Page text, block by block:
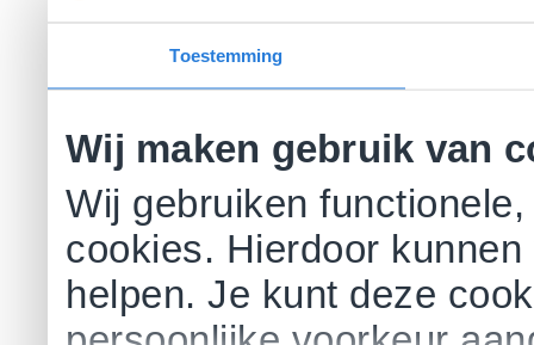
Toestemming
Wij maken gebruik van
Wij gebruiken
cookies. Hierdoor
helpen. Je kunt deze